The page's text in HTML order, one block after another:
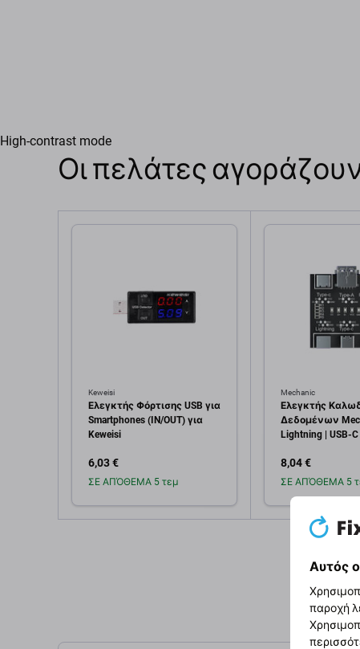
High-contrast mode
Οι πελάτες
Keweisi
Ελεγκτής Φόρτισης USB για
Smartphones (IN/OUT) για
Keweisi
6,03 €
ΣΕ ΑΠΌΘΕΜΑ 5 τεμ
Mechanic
Ελεγκτής
Δεδομένων
Lightning | USB-
8,04 €
ΣΕ ΑΠΌΘΕΜΑ 5
Αυτός
παροχή